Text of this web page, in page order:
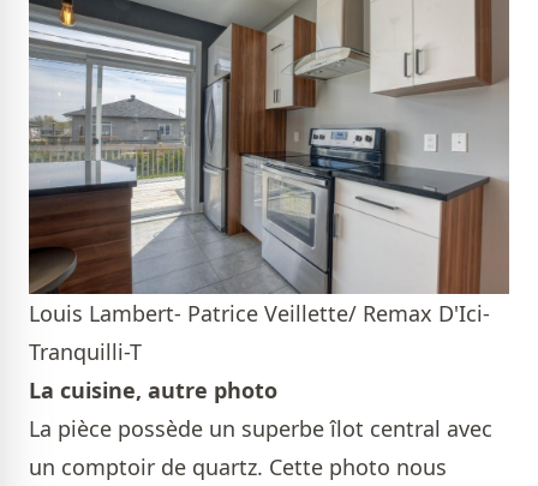
Louis Lambert- Patrice Veillette/ Remax D'Ici-
Tranquilli-T
La cuisine, autre photo
La pièce possède un superbe îlot central avec
un comptoir de quartz. Cette photo nous